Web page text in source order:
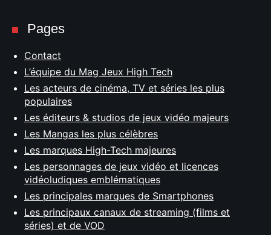
Pages
Contact
L’équipe du Mag Jeux High Tech
Les acteurs de cinéma, TV et séries les plus
populaires
Les éditeurs & studios de jeux vidéo majeurs
Les Mangas les plus célèbres
Les marques High-Tech majeures
Les personnages de jeux vidéo et licences
vidéoludiques emblématiques
Les principales marques de Smartphones
Les principaux canaux de streaming (films et
séries) et de VOD